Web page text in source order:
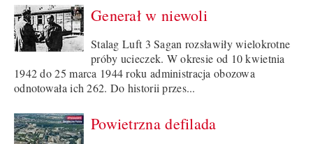
Generał w niewoli
Stalag Luft 3 Sagan rozsławiły wielokrotne
próby ucieczek. W okresie od 10 kwietnia
1942 do 25 marca 1944 roku administracja obozowa
odnotowała ich 262. Do historii przes...
Powietrzna defilada